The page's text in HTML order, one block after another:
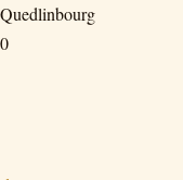
Quedlinbourg
0